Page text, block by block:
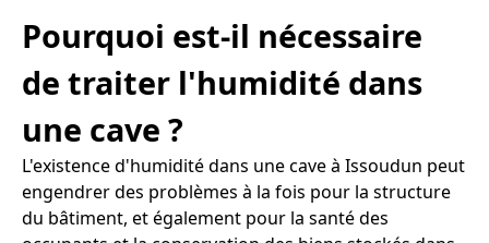
Pourquoi est-il nécessaire
de traiter l'humidité dans
une cave ?
L'existence d'humidité dans une cave à Issoudun peut
engendrer des problèmes à la fois pour la structure
du bâtiment, et également pour la santé des